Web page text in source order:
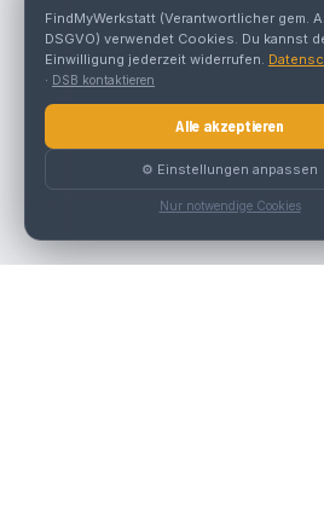
FindMyWerkstatt (Verantwortlicher gem.
DSGVO) verwendet Cookies. Du kannst
Einwilligung jederzeit widerrufen.
· DSB kontaktieren
Alle akzeptieren
⚙️ Einstellungen anpassen
Nur notwendige Cookies